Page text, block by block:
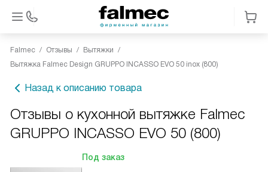
Falmec Отзывы
Вытяжки
Вытяжка Falmec Design GRUPPO INCASSO EVO 50 inox (800)
Назад к описанию товара
Отзывы о кухонной вытяжке Falmec
GRUPPO INCASSO EVO 50 (800)
Под заказ